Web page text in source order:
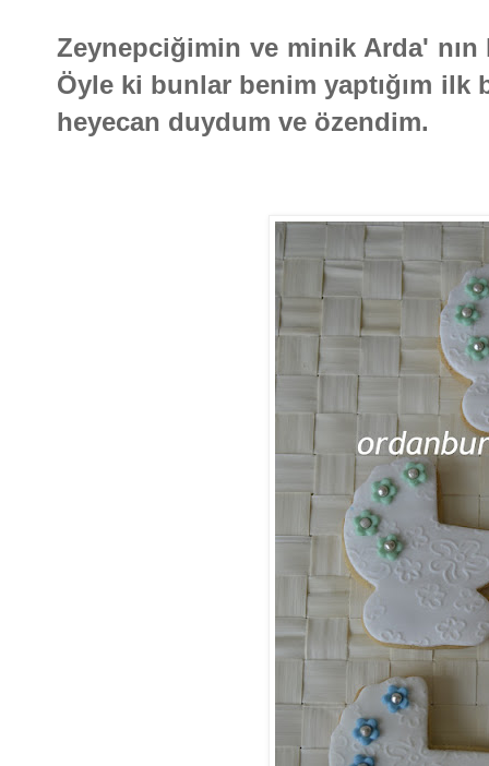
Zeynepciğimin ve minik Arda'
Öyle ki bunlar benim yaptığım
heyecan duydum ve özendim.